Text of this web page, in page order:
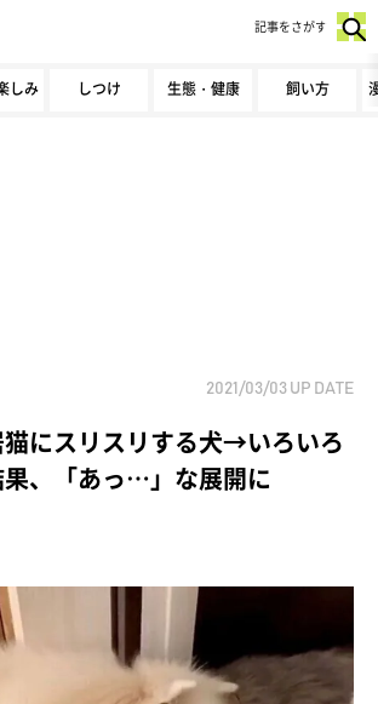
しみ しつけ 生態・健康 飼い方
記事をさがす
2021/03/03 UP DATE
にスリスリする犬→いろいろ
果、「あっ…」な展開に